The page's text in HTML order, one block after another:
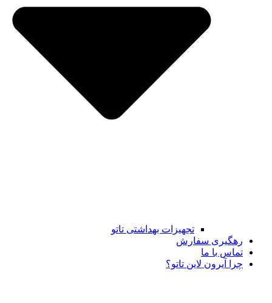
تجهیزات بهداشتی تاتو
رهگیری سفارش
تماس با ما
چرا آیرون لاین تاتو؟